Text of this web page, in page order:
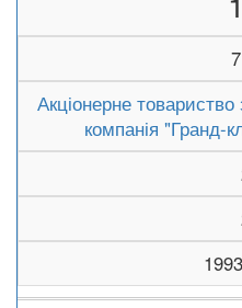
Акціонерне
компанія "Гранд-